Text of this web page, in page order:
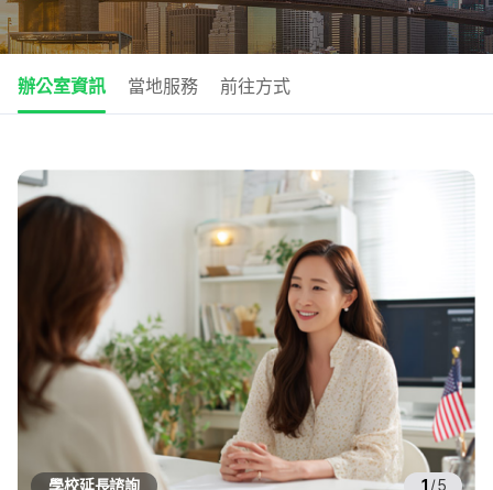
辦公室資訊 當地服務 前往方式
學校延長諮詢 1 /5